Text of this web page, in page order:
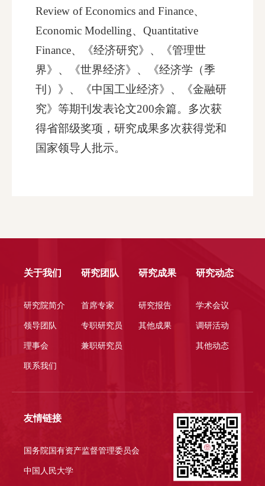
Review of Economics and Finance、
Economic Modelling、Quantitative
Finance、《经济研究》、《管理世
界》、《世界经济》、《经济学（季
刊）》、《中国工业经济》、《金融研
究》等期刊发表论文200余篇。多次获
得省部级奖项，研究成果多次获得党和
国家领导人批示。
关于我们
研究院简介
领导团队
理事会
联系我们
研究团队
首席专家
专职研究员
兼职研究员
研究成果
研究报告
其他成果
研究动态
学术会议
调研活动
其他动态
友情链接
国务院国有资产监督管理委员会
中国人民大学